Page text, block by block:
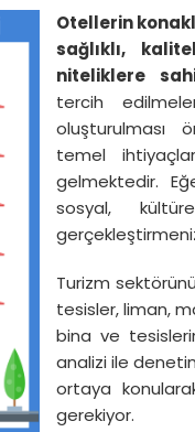
Otellerin
sağlıklı,
niteliklere
tercih
oluşturulması
temel
gelmektedir.
sosyal,
Turizm
tesisler, liman,
bina ve
analizi ile
ortaya
gerekiyor.